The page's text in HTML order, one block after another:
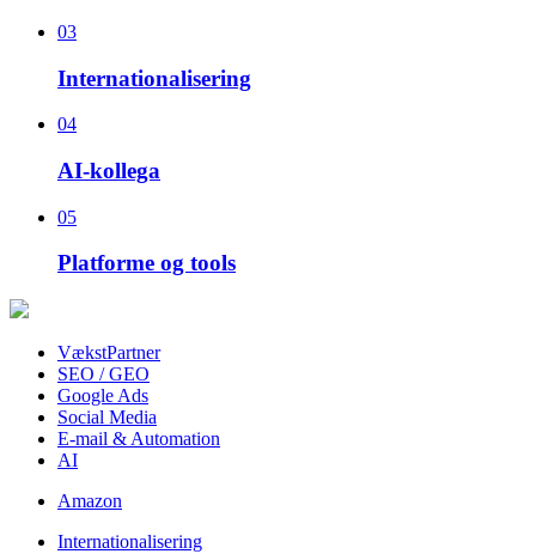
03
Internationalisering
04
AI-kollega
05
Platforme og tools
VækstPartner
SEO / GEO
Google Ads
Social Media
E-mail & Automation
AI
Amazon
Internationalisering